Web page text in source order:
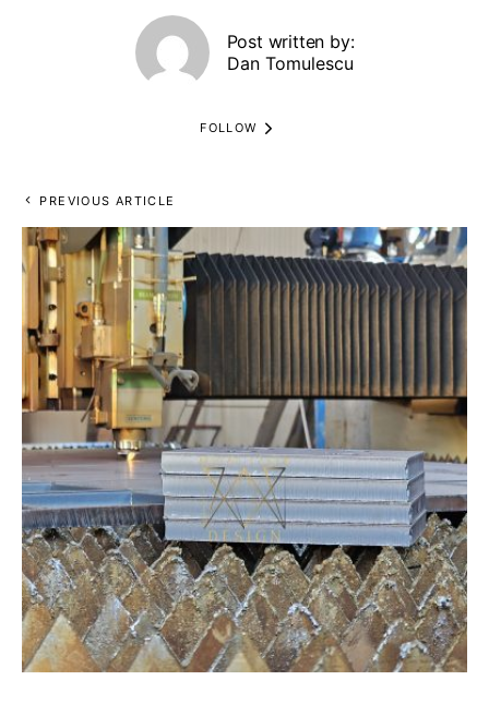
Post written by:
Dan Tomulescu
FOLLOW
PREVIOUS ARTICLE